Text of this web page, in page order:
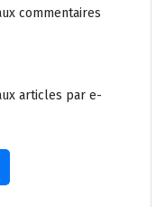
commentaires
articles par e-